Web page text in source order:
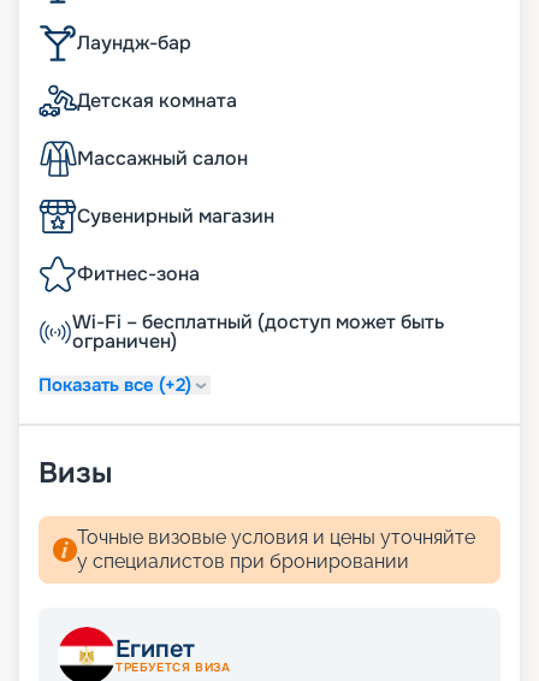
Лаундж-бар
Детская комната
Массажный салон
Сувенирный магазин
Фитнес-зона
Wi-Fi – бесплатный (доступ может быть
ограничен)
Показать все (+2)
Визы
Точные визовые условия и цены уточняйте
у специалистов при бронировании
Египет
ТРЕБУЕТСЯ ВИЗА